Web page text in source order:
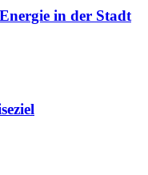
in der Stadt